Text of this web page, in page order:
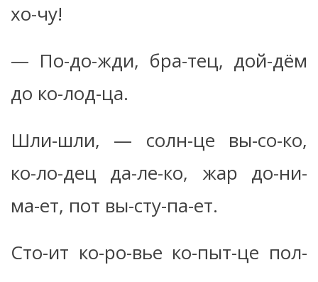
хо-чу!
— По-до-жди, бра-тец, дой-дём
до ко-лод-ца.
Шли-шли, — солн-це вы-со-ко,
ко-ло-дец да-ле-ко, жар до-ни-
ма-ет, пот вы-сту-па-ет.
Сто-ит ко-ро-вье ко-пыт-це пол-